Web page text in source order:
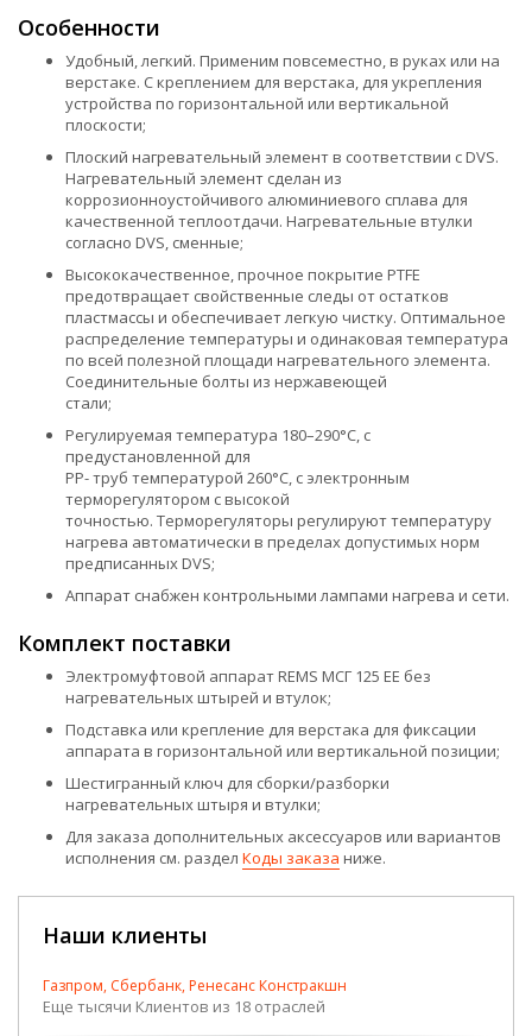
Особенности
Удобный, легкий. Применим повсеместно, в руках или на
верстаке. С креплением для верстака, для укрепления
устройства по горизонтальной или вертикальной
плоскости;
Плоский нагревательный элемент в соответствии с DVS.
Нагревательный элемент сделан из
коррозионноустойчивого алюминиевого сплава для
качественной теплоотдачи. Нагревательные втулки
согласно DVS, сменные;
Высококачественное, прочное покрытие PTFE
предотвращает свойственные следы от остатков
пластмассы и обеспечивает легкую чистку. Оптимальное
распределение температуры и одинаковая температура
по всей полезной площади нагревательного элемента.
Соединительные болты из нержавеющей
стали;
Регулируемая температура 180–290°C, с
предустановленной для
PP- труб температурой 260°C, с электронным
терморегулятором с высокой
точностью. Терморегуляторы регулируют температуру
нагрева автоматически в пределах допустимых норм
предписанных DVS;
Аппарат снабжен контрольными лампами нагрева и сети.
Комплект поставки
Электромуфтовой аппарат REMS МСГ 125 EE без
нагревательных штырей и втулок;
Подставка или крепление для верстака для фиксации
аппарата в горизонтальной или вертикальной позиции;
Шестигранный ключ для сборки/разборки
нагревательных штыря и втулки;
Для заказа дополнительных аксессуаров или вариантов
исполнения см. раздел Коды заказа ниже.
Наши клиенты
Газпром, Сбербанк, Ренесанс Констракшн
Еще тысячи Клиентов из 18 отраслей